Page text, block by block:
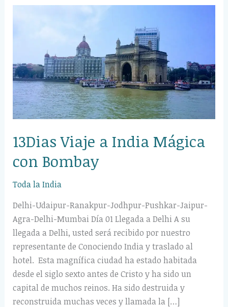
13Dias Viaje a India Mágica
con Bombay
Toda la India
Delhi-Udaipur-Ranakpur-Jodhpur-Pushkar-Jaipur-
Agra-Delhi-Mumbai Día 01 Llegada a Delhi A su
llegada a Delhi, usted será recibido por nuestro
representante de Conociendo India y traslado al
hotel. Esta magnífica ciudad ha estado habitada
desde el siglo sexto antes de Cristo y ha sido un
capital de muchos reinos. Ha sido destruida y
reconstruida muchas veces y llamada la […]
Mágica
con
Bombay